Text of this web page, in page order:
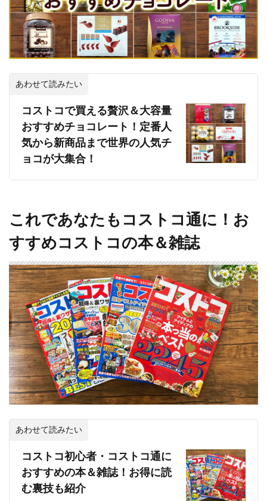
あわせて読みたい
コストコで買える贅沢＆大容量
おすすめチョコレート！定番人
気から新商品まで世界の人気チ
ョコが大集合！
これであなたもコストコ通に！お
すすめコストコの本＆雑誌
あわせて読みたい
コストコ初心者・コストコ通に
おすすめの本＆雑誌！お得に読
む裏技も紹介